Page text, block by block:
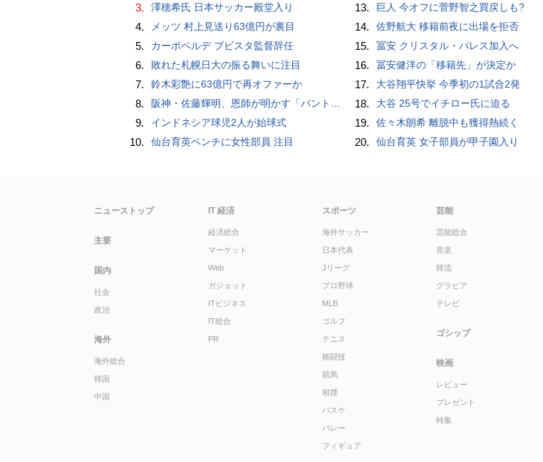
3. 澤穂希氏 日本サッカー殿堂入り
4. メッツ 村上見送り63億円が裏目
5. カーボベルデ ブビスタ監督辞任
6. 敗れた札幌日大の振る舞いに注目
7. 鈴木彩艶に63億円で再オファーか
8. 阪神・佐藤輝明、恩師が明かす「バント拒否でホームラン」の“やんちゃ坊主”時代
9. インドネシア球児2人が始球式
10. 仙台育英ベンチに女性部員 注目
13. 巨人 今オフに菅野智之買戻しも?
14. 佐野航大 移籍前夜に出場を拒否
15. 冨安 クリスタル・パレス加入へ
16. 冨安健洋の「移籍先」が決定か
17. 大谷翔平快挙 今季初の1試合2発
18. 大谷 25号でイチロー氏に迫る
19. 佐々木朗希 離脱中も獲得熱続く
20. 仙台育英 女子部員が甲子園入り
ニューストップ
主要
国内
社会
政治
海外
海外総合
韓国
中国
IT 経済
経済総合
マーケット
Web
ガジェット
ITビジネス
IT総合
PR
スポーツ
海外サッカー
日本代表
Jリーグ
プロ野球
MLB
ゴルフ
テニス
格闘技
競馬
相撲
バスケ
バレー
フィギュア
芸能
芸能総合
音楽
韓流
グラビア
テレビ
ゴシップ
映画
レビュー
プレゼント
特集